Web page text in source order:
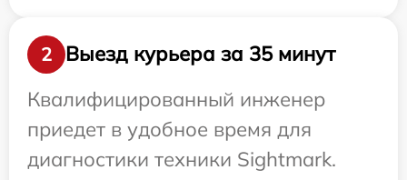
2
Выезд курьера за 35 минут
Квалифицированный инженер
приедет в удобное время для
диагностики техники Sightmark.